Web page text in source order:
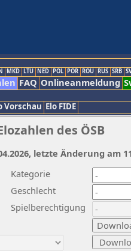
MKD LTU NED POL POR ROU RUS SRB
FAQ Onlineanmeldung
Vorschau Elo FIDE
des ÖSB
Kategorie
Geschlecht
Spielberechtigung
letzte Änderung am